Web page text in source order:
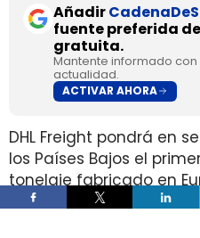
Añadir
fuente preferida
gratuita.
Mantente informado
actualidad.
ACTIVAR AHORA
DHL Freight pondrá en
los Países Bajos el
tonelaje fabricado en
después de trasladar